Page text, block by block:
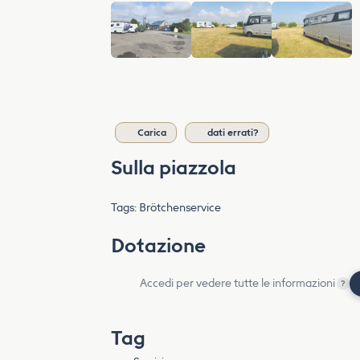
Carica dati errati?
Sulla piazzola
Tags: Brötchenservice
Dotazione
Accedi per vedere tutte le informazioni ?
Tag